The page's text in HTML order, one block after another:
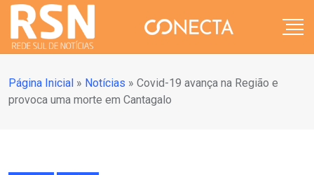
Página Inicial » Notícias » Covid-19 avança na Região e
provoca uma morte em Cantagalo